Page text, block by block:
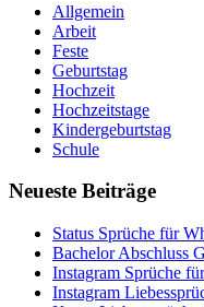
Allgemein
Arbeit
Feste
Geburtstag
Hochzeit
Hochzeitstage
Kindergeburtstag
Schule
Neueste Beiträge
Status Sprüche für
Bachelor Abschluss
Instagram Sprüche
Instagram